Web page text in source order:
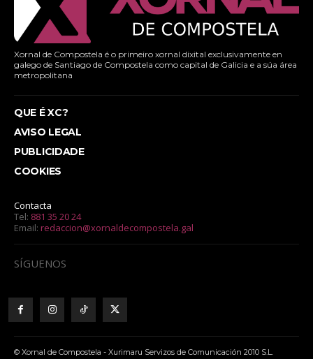
Xornal de Compostela é o primeiro xornal dixital exclusivamente en
galego de Santiago de Compostela como capital de Galicia e a súa área
metropolitana
QUE É XC?
AVISO LEGAL
PUBLICIDADE
COOKIES
Contacta
Tel: 881 35 20 24
Email: redaccion@xornaldecompostela.gal
SÍGUENOS
© Xornal de Compostela - Xurimaru Servizos de Comunicación 2010 S.L.